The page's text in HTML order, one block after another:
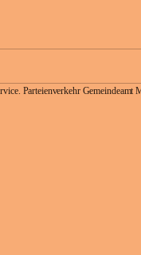
Parteienverkehr